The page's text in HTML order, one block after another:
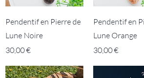
Pendentif en Pierre de
Lune Noire
Prix
30,00 €
Pendentif en
Lune Orange
Prix
30,00 €